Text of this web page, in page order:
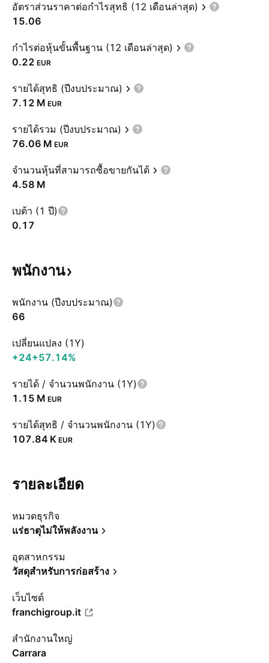
อัตราส่วนราคาต่อกำไรสุทธิ (12 เดือนล่าสุด)
15.06
กำไรต่อหุ้นขั้นพื้นฐาน (12 เดือนล่าสุด)
0.22 EUR
รายได้สุทธิ (ปีงบประมาณ)
‪7.12 M‬ EUR
รายได้รวม (ปีงบประมาณ)
‪76.06 M‬ EUR
จำนวนหุ้นที่สามารถซื้อขายกันได้
‪4.58 M‬
เบต้า (1 ปี)
0.17
พนักงาน
พนักงาน (ปีงบประมาณ)
66
เปลี่ยนแปลง (1Y)
+24+57.14%
รายได้ / จำนวนพนักงาน (1Y)
‪1.15 M‬ EUR
รายได้สุทธิ / จำนวนพนักงาน (1Y)
‪107.84 K‬ EUR
รายละเอียด
หมวดธุรกิจ
แร่ธาตุไม่ให้พลังงาน
อุตสาหกรรม
วัสดุสำหรับการก่อสร้าง
เว็บไซต์
franchigroup.it
สำนักงานใหญ่
Carrara